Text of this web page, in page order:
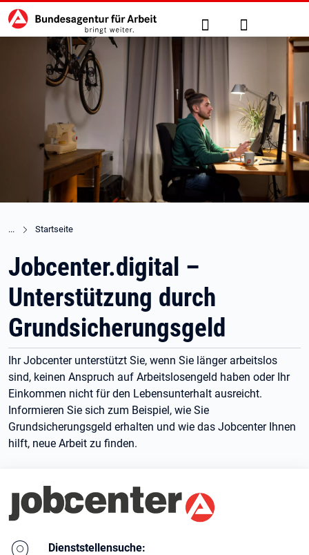
zu den Hauptinhalten springen
Hauptnavigation Suche Anmelden
Startseite
Jobcenter.digital –
Unterstützung durch
Grundsicherungsgeld
Ihr Jobcenter unterstützt Sie, wenn Sie länger arbeitslos
sind, keinen Anspruch auf Arbeitslosengeld haben oder Ihr
Einkommen nicht für den Lebensunterhalt ausreicht.
Informieren Sie sich zum Beispiel, wie Sie
Grundsicherungsgeld erhalten und wie das Jobcenter Ihnen
hilft, neue Arbeit zu finden.
Branding-Bereich Beschreibung
Dienststellensuche: